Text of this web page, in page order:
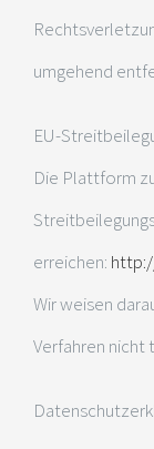
umgehend
EU-
Die Plattform
erreichen:
Wir weisen
Verfahren nicht